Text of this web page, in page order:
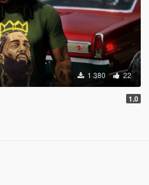
1 380 22
1.0